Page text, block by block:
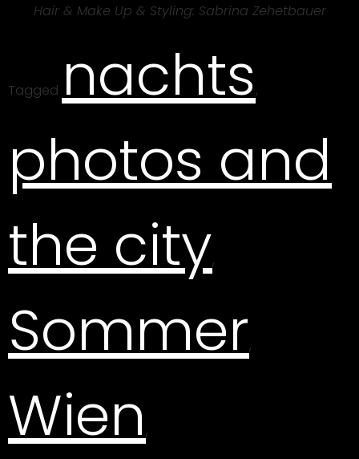
Hair & Make Up & Styling: Sabrina Zehetbauer
Tagged nachts,
photos and
the city,
Sommer,
Wien,